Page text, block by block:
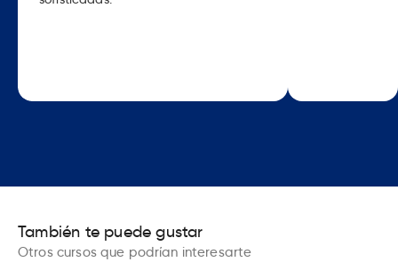
También te puede gustar
Otros cursos que podrían interesarte